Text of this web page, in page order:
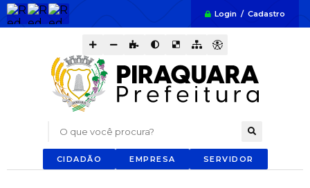
Login / Cadastro
O que você procura?
CIDADÃO EMPRESA SERVIDOR